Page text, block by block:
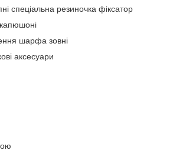
спеціальна резиночка фіксатор
шарфа зовні
аксесуари